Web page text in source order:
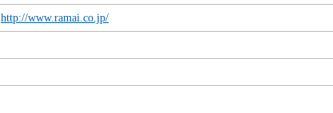
http://www.ramai.co.jp/